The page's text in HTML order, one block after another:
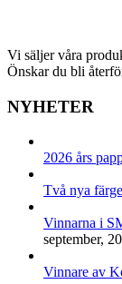
Vi säljer våra
Önskar du bli
NYHETER
2026 års
Två nya
Vinnarna i
september,
Vinnare av